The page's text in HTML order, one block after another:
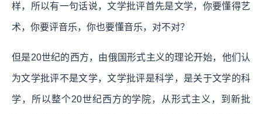
样，所以有一句话说，文学批评首先是文学，你要懂得艺
术，你要评音乐，你也要懂音乐，对不对？
但是20世纪的西方，由俄国形式主义的理论开始，他们认
为文学批评不是文学，文学批评是科学，是关于文学的科
学，所以整个20世纪西方的学院，从形式主义，到新批